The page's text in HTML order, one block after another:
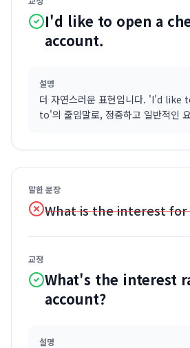
I'd like to open a
account.
설명
더 자연스러운 표현입니다. 'I'd
to'의 줄임말로, 정중하고 일반적인
말한 문장
What is the interest for
교정
What's the interest
account?
설명